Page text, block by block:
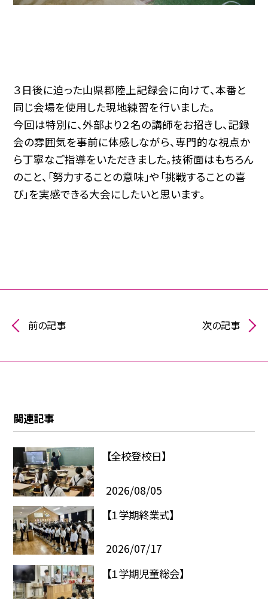
３日後に迫った山県郡陸上記録会に向けて、本番と
同じ会場を使用した現地練習を行いました。
今回は特別に、外部より２名の講師をお招きし、記録
会の雰囲気を事前に体感しながら、専門的な視点か
ら丁寧なご指導をいただきました。技術面はもちろん
のこと、「努力することの意味」や「挑戦することの喜
び」を実感できる大会にしたいと思います。
前の記事 次の記事
関連記事
【全校登校日】
2026/08/05
【１学期終業式】
2026/07/17
【１学期児童総会】